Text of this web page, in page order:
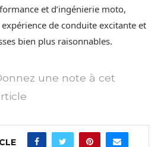
et d’ingénierie moto,
de conduite excitante et
bien plus raisonnables.
une note à cet